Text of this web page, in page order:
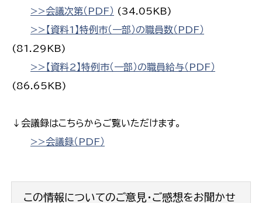
>>会議次第（PDF） (34.05KB)
>>【資料1】特例市（一部）の職員数（PDF）
(81.29KB)
>>【資料2】特例市（一部）の職員給与（PDF）
(86.65KB)
↓会議録はこちらからご覧いただけます。
>>会議録（PDF）
この情報についてのご意見・ご感想をお聞かせ